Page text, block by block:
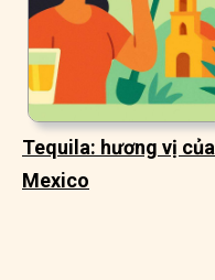
Tequila: hương vị của
Mexico